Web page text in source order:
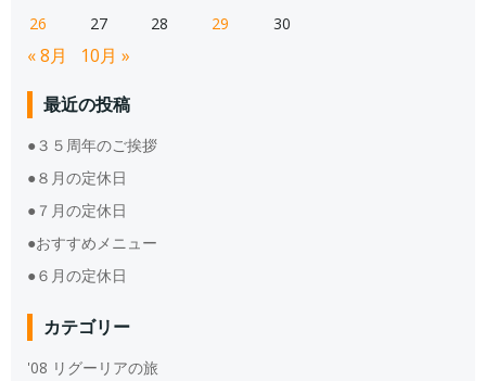
26
27 28 29 30
« 8月 10月 »
最近の投稿
●３５周年のご挨拶
●８月の定休日
●７月の定休日
●おすすめメニュー
●６月の定休日
カテゴリー
'08 リグーリアの旅